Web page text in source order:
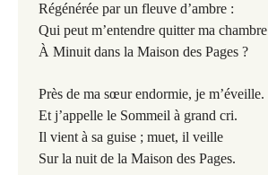
Régénérée par un fleuve d’ambre :
Qui peut m’entendre quitter ma chambre
À Minuit dans la Maison des Pages ?
Près de ma sœur endormie, je m’éveille.
Et j’appelle le Sommeil à grand cri.
Il vient à sa guise ; muet, il veille
Sur la nuit de la Maison des Pages.